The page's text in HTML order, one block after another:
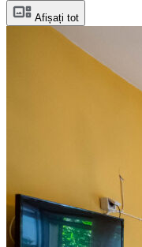
Afișați tot